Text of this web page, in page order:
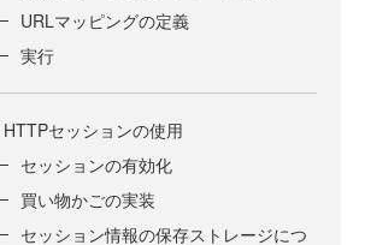
URLマッピングの定義
実行
HTTPセッションの使用
セッションの有効化
買い物かごの実装
セッション情報の保存ストレージにつ